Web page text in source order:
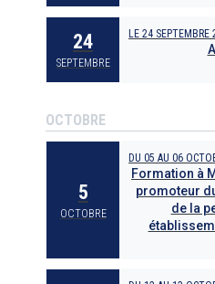
24
SEPTEMBRE
LE 24 SEPTEMBRE
OCTOBRE
5
OCTOBRE
DU 05 AU 06
Formation à
promoteur
de la